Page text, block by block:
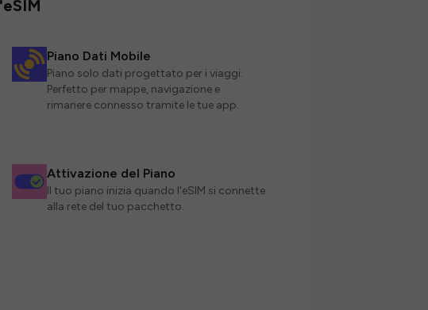
Piano Dati Mobile
Piano solo dati progettato per i viaggi.
Perfetto per mappe, navigazione e
rimanere connesso tramite le tue app.
Attivazione del Piano
Il tuo piano inizia quando l'eSIM si connette
alla rete del tuo pacchetto.